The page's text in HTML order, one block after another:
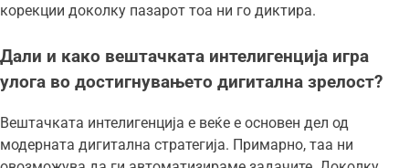
корекции доколку пазарот тоа ни го диктира.
Дали и како вештачката интелигенција игра
улога во достигнувањето дигитална зрелост?
Вештачката интелигенција е веќе е основен дел од
модерната дигитална стратегија. Примарно, таа ни